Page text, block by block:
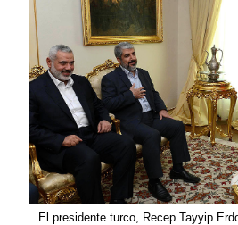
El presidente turco, Recep Tayyip